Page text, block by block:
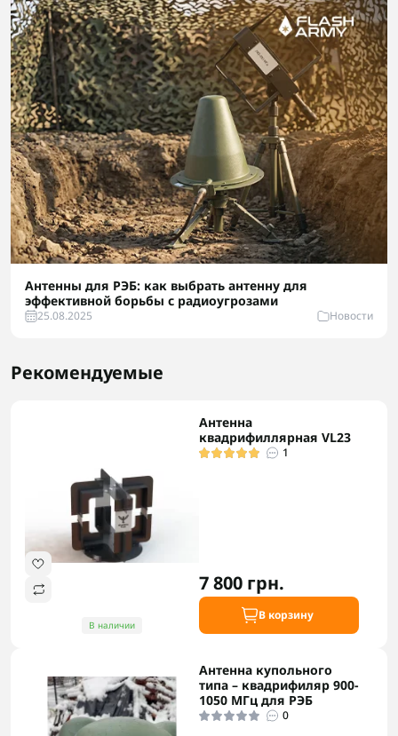
Антенны для РЭБ: как выбрать антенну для
эффективной борьбы с радиоугрозами
25.08.2025 Новости
Рекомендуемые
В наличии
Антенна
квадрифиллярная VL23
1
7 800 грн.
В корзину
Антенна купольного
типа – квадрифиляр 900-
1050 МГц для РЭБ
0